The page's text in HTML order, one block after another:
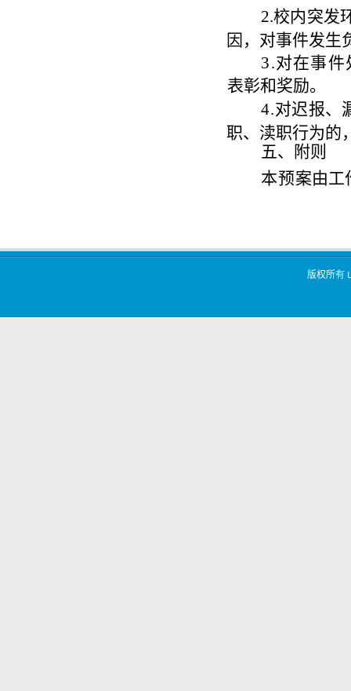
2.校内突发
因，对事件发生
3.对在事件
表彰和奖励。
4.对迟报、
职、渎职行为的
五、附则
本预案由工
版权所有